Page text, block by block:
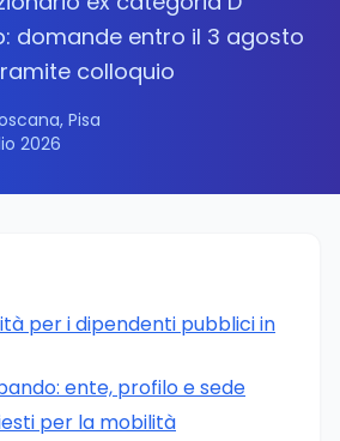
domande entro il 3 agosto
colloquio
Pisa
2026
per i dipendenti pubblici in
ente, profilo e sede
per la mobilità